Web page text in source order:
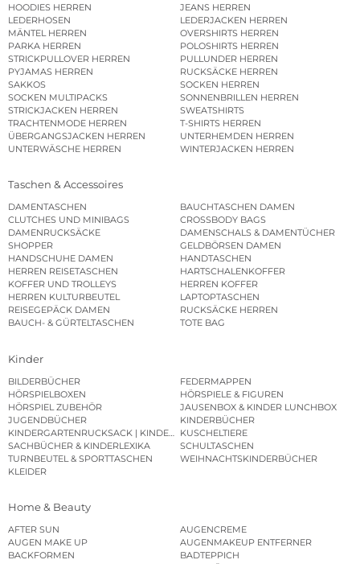
HOODIES HERREN
JEANS HERREN
LEDERHOSEN
LEDERJACKEN HERREN
MÄNTEL HERREN
OVERSHIRTS HERREN
PARKA HERREN
POLOSHIRTS HERREN
STRICKPULLOVER HERREN
PULLUNDER HERREN
PYJAMAS HERREN
RUCKSÄCKE HERREN
SAKKOS
SOCKEN HERREN
SOCKEN MULTIPACKS
SONNENBRILLEN HERREN
STRICKJACKEN HERREN
SWEATSHIRTS
TRACHTENMODE HERREN
T-SHIRTS HERREN
ÜBERGANGSJACKEN HERREN
UNTERHEMDEN HERREN
UNTERWÄSCHE HERREN
WINTERJACKEN HERREN
Taschen & Accessoires
DAMENTASCHEN
BAUCHTASCHEN DAMEN
CLUTCHES UND MINIBAGS
CROSSBODY BAGS
DAMENRUCKSÄCKE
DAMENSCHALS & DAMENTÜCHER
SHOPPER
GELDBÖRSEN DAMEN
HANDSCHUHE DAMEN
HANDTASCHEN
HERREN REISETASCHEN
HARTSCHALENKOFFER
KOFFER UND TROLLEYS
HERREN KOFFER
HERREN KULTURBEUTEL
LAPTOPTASCHEN
REISEGEPÄCK DAMEN
RUCKSÄCKE HERREN
BAUCH- & GÜRTELTASCHEN
TOTE BAG
Kinder
BILDERBÜCHER
FEDERMAPPEN
HÖRSPIELBOXEN
HÖRSPIELE & FIGUREN
HÖRSPIEL ZUBEHÖR
JAUSENBOX & KINDER LUNCHBOX
JUGENDBÜCHER
KINDERBÜCHER
KINDERGARTENRUCKSACK | KINDERGARTENBEUTEL
KUSCHELTIERE
SACHBÜCHER & KINDERLEXIKA
SCHULTASCHEN
TURNBEUTEL & SPORTTASCHEN
WEIHNACHTSKINDERBÜCHER
KLEIDER
Home & Beauty
AFTER SUN
AUGENCREME
AUGEN MAKE UP
AUGENMAKEUP ENTFERNER
BACKFORMEN
BADTEPPICH